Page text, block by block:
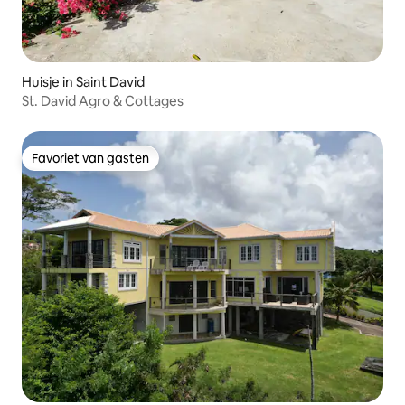
Huisje in Saint David
St. David Agro & Cottages
Favoriet van gasten
Favoriet van gasten